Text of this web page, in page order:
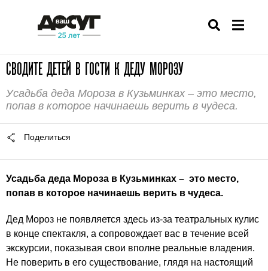
СВОДИТЕ ДЕТЕЙ В ГОСТИ К ДЕДУ МОРОЗУ
Усадьба деда Мороза в Кузьминках – это место,
попав в которое начинаешь верить в чудеса.
Поделиться
Усадьба деда Мороза в Кузьминках – это место,
попав в которое начинаешь верить в чудеса.
Дед Мороз не появляется здесь из-за театральных кулис
в конце спектакля, а сопровождает вас в течение всей
экскурсии, показывая свои вполне реальные владения.
Не поверить в его существование, глядя на настоящий